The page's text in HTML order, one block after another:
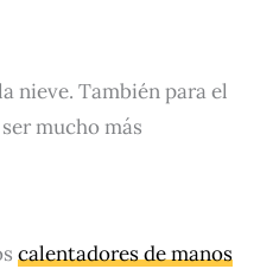
nieve. También para el
mucho más
calentadores de manos